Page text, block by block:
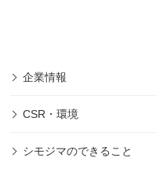
企業情報
CSR・環境
シモジマのできること